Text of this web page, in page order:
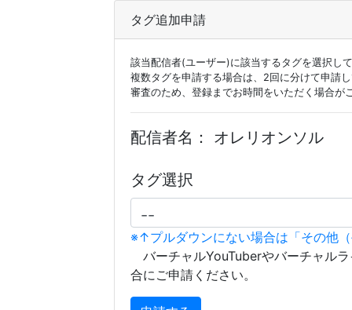
タグ追加申請
該当配信者(ユーザー)に該当するタグを選択し
複数タグを申請する場合は、2回に分けて申請
審査のため、登録までお時間をいただく場合が
配信者名： オレリオンソル
タグ選択
※↑プルダウンにない場合は「その他
バーチャルYouTuberやバーチャル
合にご申請ください。